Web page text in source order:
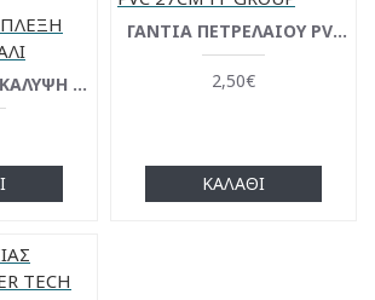
ΓΑΝΤΙΑ ΜΕ ΕΠΙΚΑΛΥΨΗ ΝΙΤΡΙΛΙΟΥ ΚΑΙ ΠΟΛΥΕΣΤΕΡΙΚΗ ΠΛΕΞΗ CONIK ΠΟΡΤΟΚΑΛΙ
ΓΑΝΤΙΑ ΠΕΤΡΕΛΑΙΟΥ PVC 27CM FF GROUP
2,50€
ΚΑΛΆΘΙ